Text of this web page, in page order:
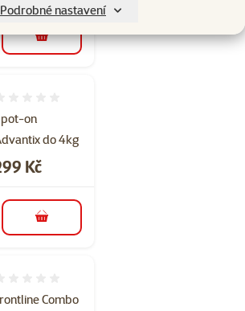
Podrobné nastavení
do košíku
on
do 4kg
Kč
do košíku
Combo